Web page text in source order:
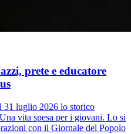
prete e educatore
31 luglio 2026 lo storico
vita spesa per i giovani. Lo si
con il Giornale del Popolo